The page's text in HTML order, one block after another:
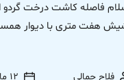
فاصله کاشت درخت گردو
هفت متری با دیوار
فلاح جمالی 12 ماه پیش